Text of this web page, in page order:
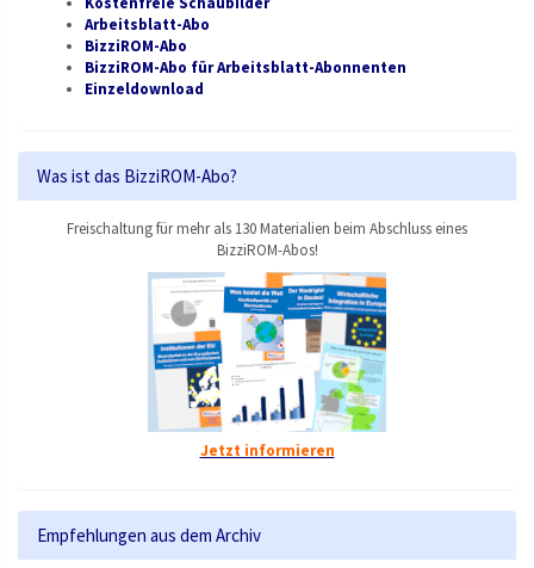
Arbeitsblatt-Abo
BizziROM-Abo
BizziROM-Abo für Arbeitsblatt-Abonnenten
Einzeldownload
Was ist das BizziROM-Abo?
Freischaltung für mehr als 130 Materialien beim Abschluss eines
BizziROM-Abos!
Jetzt informieren
Empfehlungen aus dem Archiv